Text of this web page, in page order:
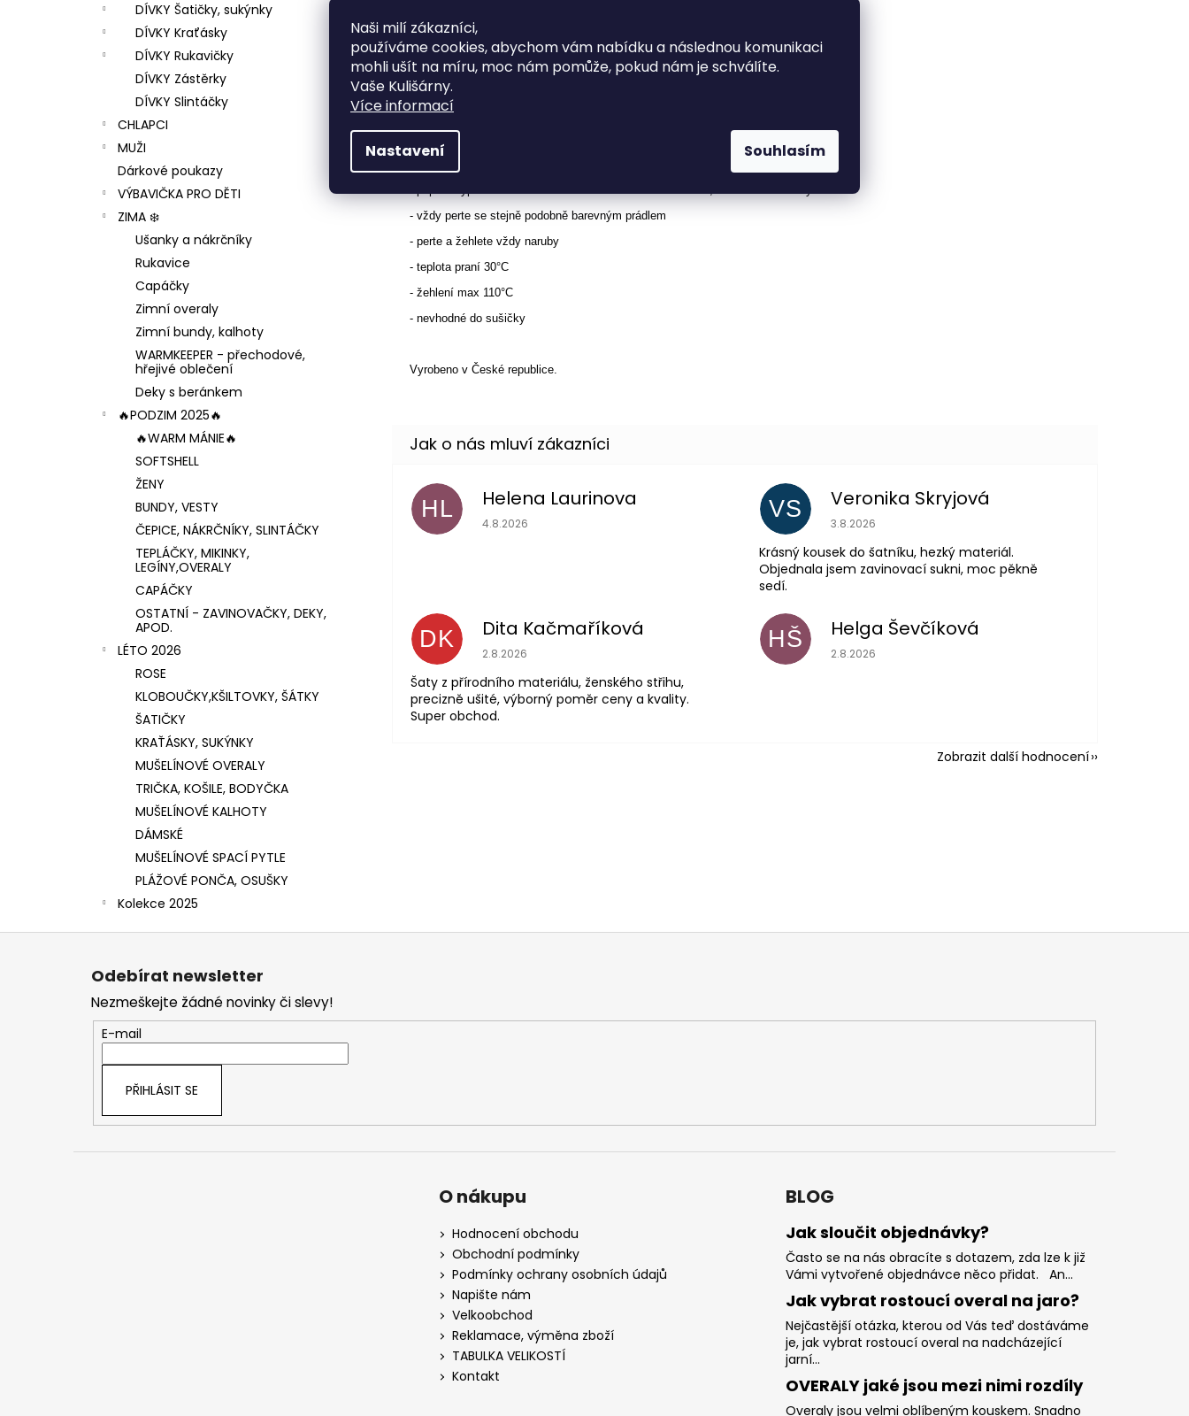
Naši milí zákazníci,
používáme cookies, abychom vám nabídku a následnou komunikaci
mohli ušít na míru, moc nám pomůže, pokud nám je schválíte.
Vaše Kulišárny.
Více informací
Nastavení Souhlasím
DÍVKY Šatičky, sukýnky
DÍVKY Kraťásky
DÍVKY Rukavičky
DÍVKY Zástěrky
DÍVKY Slintáčky
CHLAPCI
MUŽI
Dárkové poukazy
VÝBAVIČKA PRO DĚTI
ZIMA ❄️
Ušanky a nákrčníky
Rukavice
Capáčky
Zimní overaly
Zimní bundy, kalhoty
WARMKEEPER - přechodové,
hřejivé oblečení
Deky s beránkem
🔥PODZIM 2025🔥
🔥WARM MÁNIE🔥
SOFTSHELL
ŽENY
BUNDY, VESTY
ČEPICE, NÁKRČNÍKY, SLINTÁČKY
TEPLÁČKY, MIKINKY,
LEGÍNY,OVERALY
CAPÁČKY
OSTATNÍ - ZAVINOVAČKY, DEKY,
APOD.
LÉTO 2026
ROSE
KLOBOUČKY,KŠILTOVKY, ŠÁTKY
ŠATIČKY
KRAŤÁSKY, SUKÝNKY
MUŠELÍNOVÉ OVERALY
TRIČKA, KOŠILE, BODYČKA
MUŠELÍNOVÉ KALHOTY
DÁMSKÉ
MUŠELÍNOVÉ SPACÍ PYTLE
PLÁŽOVÉ PONČA, OSUŠKY
Kolekce 2025
- vždy perte se stejně podobně barevným prádlem
- perte a žehlete vždy naruby
- teplota praní 30°C
- žehlení max 110°C
- nevhodné do sušičky
Vyrobeno v České republice.
HL Helena Laurinova
Hodnocení obchodu je 5 z 5 hvězdiček.
4.8.2026
VS Veronika Skryjová
Hodnocení obchodu je 5 z 5 hvězdiček.
3.8.2026
Krásný kousek do šatníku, hezký materiál.
Objednala jsem zavinovací sukni, moc pěkně
sedí.
DK Dita Kačmaříková
Hodnocení obchodu je 5 z 5 hvězdiček.
2.8.2026
Šaty z přírodního materiálu, ženského střihu,
precizně ušité, výborný poměr ceny a kvality.
Super obchod.
HŠ Helga Ševčíková
Hodnocení obchodu je 5 z 5 hvězdiček.
2.8.2026
Zobrazit další hodnocení
Z
Odebírat newsletter
Nezmeškejte žádné novinky či slevy!
E-mail
PŘIHLÁSIT SE
O nákupu
Hodnocení obchodu
Obchodní podmínky
Podmínky ochrany osobních údajů
Napište nám
Velkoobchod
Reklamace, výměna zboží
TABULKA VELIKOSTÍ
Kontakt
BLOG
Jak sloučit objednávky?
Často se na nás obracíte s dotazem, zda lze k již
Vámi vytvořené objednávce něco přidat. An...
Jak vybrat rostoucí overal na jaro?
Nejčastější otázka, kterou od Vás teď dostáváme
je, jak vybrat rostoucí overal na nadcházející
jarní...
OVERALY jaké jsou mezi nimi rozdíly
Overaly jsou velmi oblíbeným kouskem. Snadno